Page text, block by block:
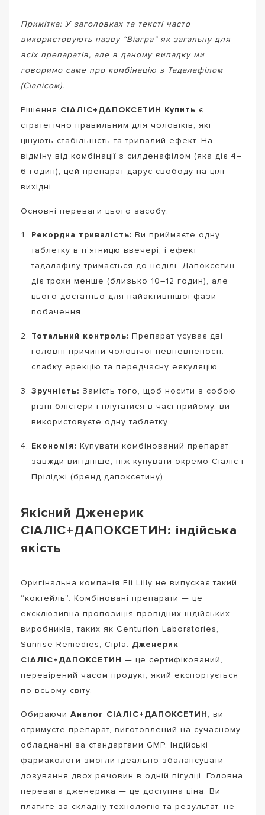
Примітка: У заголовках та тексті часто
використовують назву “Віагра” як загальну для
всіх препаратів, але в даному випадку ми
говоримо саме про комбінацію з Тадалафілом
(Сіалісом).
Рішення СІАЛІС+ДАПОКСЕТИН Купить є
стратегічно правильним для чоловіків, які
цінують стабільність та тривалий ефект. На
відміну від комбінації з силденафілом (яка діє 4–
6 годин), цей препарат дарує свободу на цілі
вихідні.
Основні переваги цього засобу:
Рекордна тривалість: Ви приймаєте одну
таблетку в п’ятницю ввечері, і ефект
тадалафілу тримається до неділі. Дапоксетин
діє трохи менше (близько 10–12 годин), але
цього достатньо для найактивнішої фази
побачення.
Тотальний контроль: Препарат усуває дві
головні причини чоловічої невпевненості:
слабку ерекцію та передчасну еякуляцію.
Зручність: Замість того, щоб носити з собою
різні блістери і плутатися в часі прийому, ви
використовуєте одну таблетку.
Економія: Купувати комбінований препарат
завжди вигідніше, ніж купувати окремо Сіаліс і
Пріліджі (бренд дапоксетину).
Якісний Дженерик
СІАЛІС+ДАПОКСЕТИН: індійська
якість
Оригінальна компанія Eli Lilly не випускає такий
“коктейль”. Комбіновані препарати — це
ексклюзивна пропозиція провідних індійських
виробників, таких як Centurion Laboratories,
Sunrise Remedies, Cipla. Дженерик
СІАЛІС+ДАПОКСЕТИН — це сертифікований,
перевірений часом продукт, який експортується
по всьому світу.
Обираючи Аналог СІАЛІС+ДАПОКСЕТИН, ви
отримуєте препарат, виготовлений на сучасному
обладнанні за стандартами GMP. Індійські
фармакологи змогли ідеально збалансувати
дозування двох речовин в одній пігулці. Головна
перевага дженерика — це доступна ціна. Ви
платите за складну технологію та результат, не